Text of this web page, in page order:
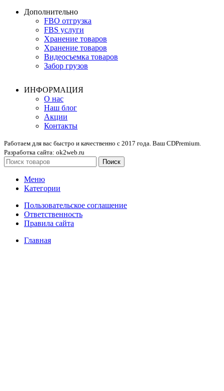
Дополнительно
FBO отгрузка
FBS услуги
Хранение товаров
Хранение товаров
Видеосъемка товаров
Забор грузов
ИНФОРМАЦИЯ
О нас
Наш блог
Акции
Контакты
Работаем для вас быстро и качественно с 2017 года. Ваш CDPremium.
Разработка сайта: ok2web.ru
Поиск
Меню
Категории
Пользовательское соглашение
Ответственность
Правила сайта
Главная